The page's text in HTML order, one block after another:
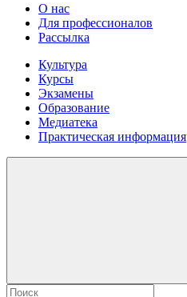
О нас
Для профессионалов
Рассылка
Культура
Курсы
Экзамены
Образование
Медиатека
Практическая информация